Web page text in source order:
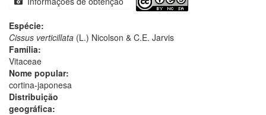
Espécie:
Cissus verticillata (L.) Nicolson & C.E. Jarvis
Família:
Vitaceae
Nome popular:
cortina-japonesa
Distribuição
geográfica: